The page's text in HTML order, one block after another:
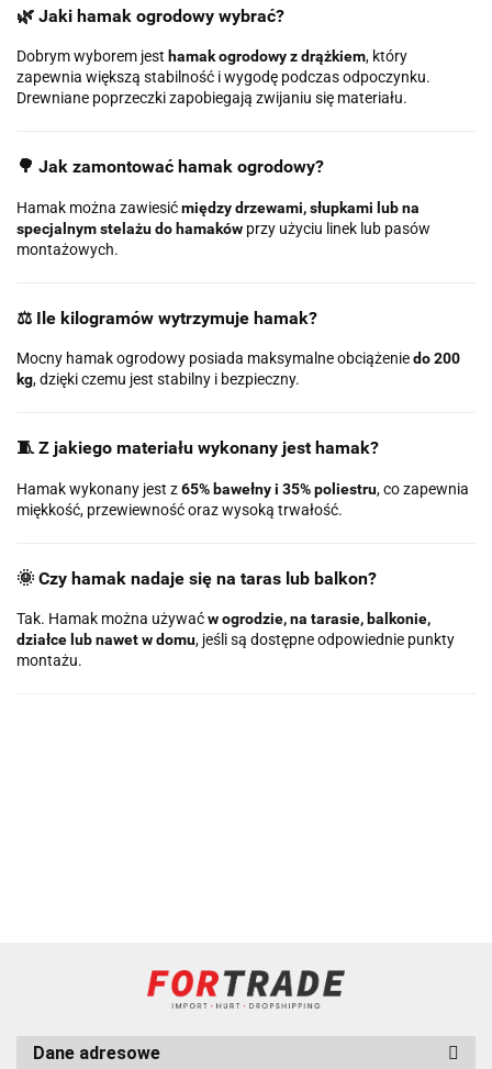
🌿 Jaki hamak ogrodowy wybrać?
Dobrym wyborem jest hamak ogrodowy z drążkiem, który
zapewnia większą stabilność i wygodę podczas odpoczynku.
Drewniane poprzeczki zapobiegają zwijaniu się materiału.
🌳 Jak zamontować hamak ogrodowy?
Hamak można zawiesićmiędzy drzewami, słupkami lub na
specjalnym stelażu do hamaków przy użyciu linek lub pasów
montażowych.
⚖️ Ile kilogramów wytrzymuje hamak?
Mocny hamak ogrodowy posiada maksymalne obciążeniedo 200
kg, dzięki czemu jest stabilny i bezpieczny.
🧵 Z jakiego materiału wykonany jest hamak?
Hamak wykonany jest z65% bawełny i 35% poliestru, co zapewnia
miękkość, przewiewność oraz wysoką trwałość.
🌞 Czy hamak nadaje się na taras lub balkon?
Tak. Hamak można używaćw ogrodzie, na tarasie, balkonie,
działce lub nawet w domu, jeśli są dostępne odpowiednie punkty
montażu.
Dane adresowe